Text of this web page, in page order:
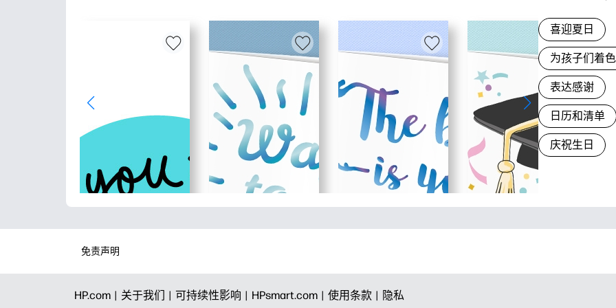
喜迎夏日
为孩子们着色
表达感谢
日历和清单
庆祝生日
免责声明
HP.com | 关于我们 | 可持续性影响 | HPsmart.com | 使用条款 | 隐私